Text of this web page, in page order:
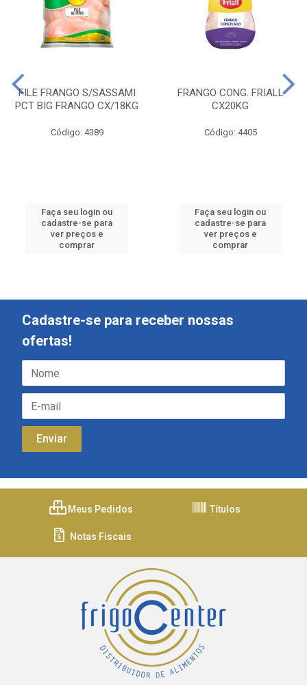
FILE FRANGO S/SASSAMI
PCT BIG FRANGO CX/18KG
Código: 4389
Faça seu login ou
cadastre-se para
ver preços e
comprar
FRANGO CONG. FRIALL
CX20KG
Código: 4405
Faça seu login ou
cadastre-se para
ver preços e
comprar
Cadastre-se para receber nossas
ofertas!
Meus Pedidos Títulos
Notas Fiscais